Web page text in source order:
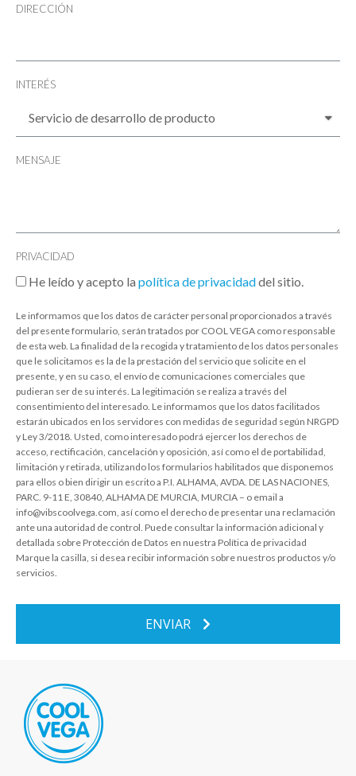
DIRECCIÓN
INTERÉS
MENSAJE
PRIVACIDAD
He leído y acepto la política de privacidaddel sitio.
Le informamos que los datos de carácter personal proporcionados a través
del presente formulario, serán tratados por COOL VEGA como responsable
de esta web. La finalidad de la recogida y tratamiento de los datos personales
que le solicitamos es la de la prestación del servicio que solicite en el
presente, y en su caso, el envío de comunicaciones comerciales que
pudieran ser de su interés. La legitimación se realiza a través del
consentimiento del interesado. Le informamos que los datos facilitados
estarán ubicados en los servidores con medidas de seguridad según NRGPD
y Ley 3/2018. Usted, como interesado podrá ejercer los derechos de
acceso, rectificación, cancelación y oposición, así como el de portabilidad,
limitación y retirada, utilizando los formularios habilitados que disponemos
para ellos o bien dirigir un escrito a P.I. ALHAMA, AVDA. DE LAS NACIONES,
PARC. 9-11 E, 30840, ALHAMA DE MURCIA, MURCIA – o email a
info@vibscoolvega.com, así como el derecho de presentar una reclamación
ante una autoridad de control. Puede consultar la información adicional y
detallada sobre Protección de Datos en nuestra Política de privacidad
Marque la casilla, si desea recibir información sobre nuestros productos y/o
servicios.
ENVIAR